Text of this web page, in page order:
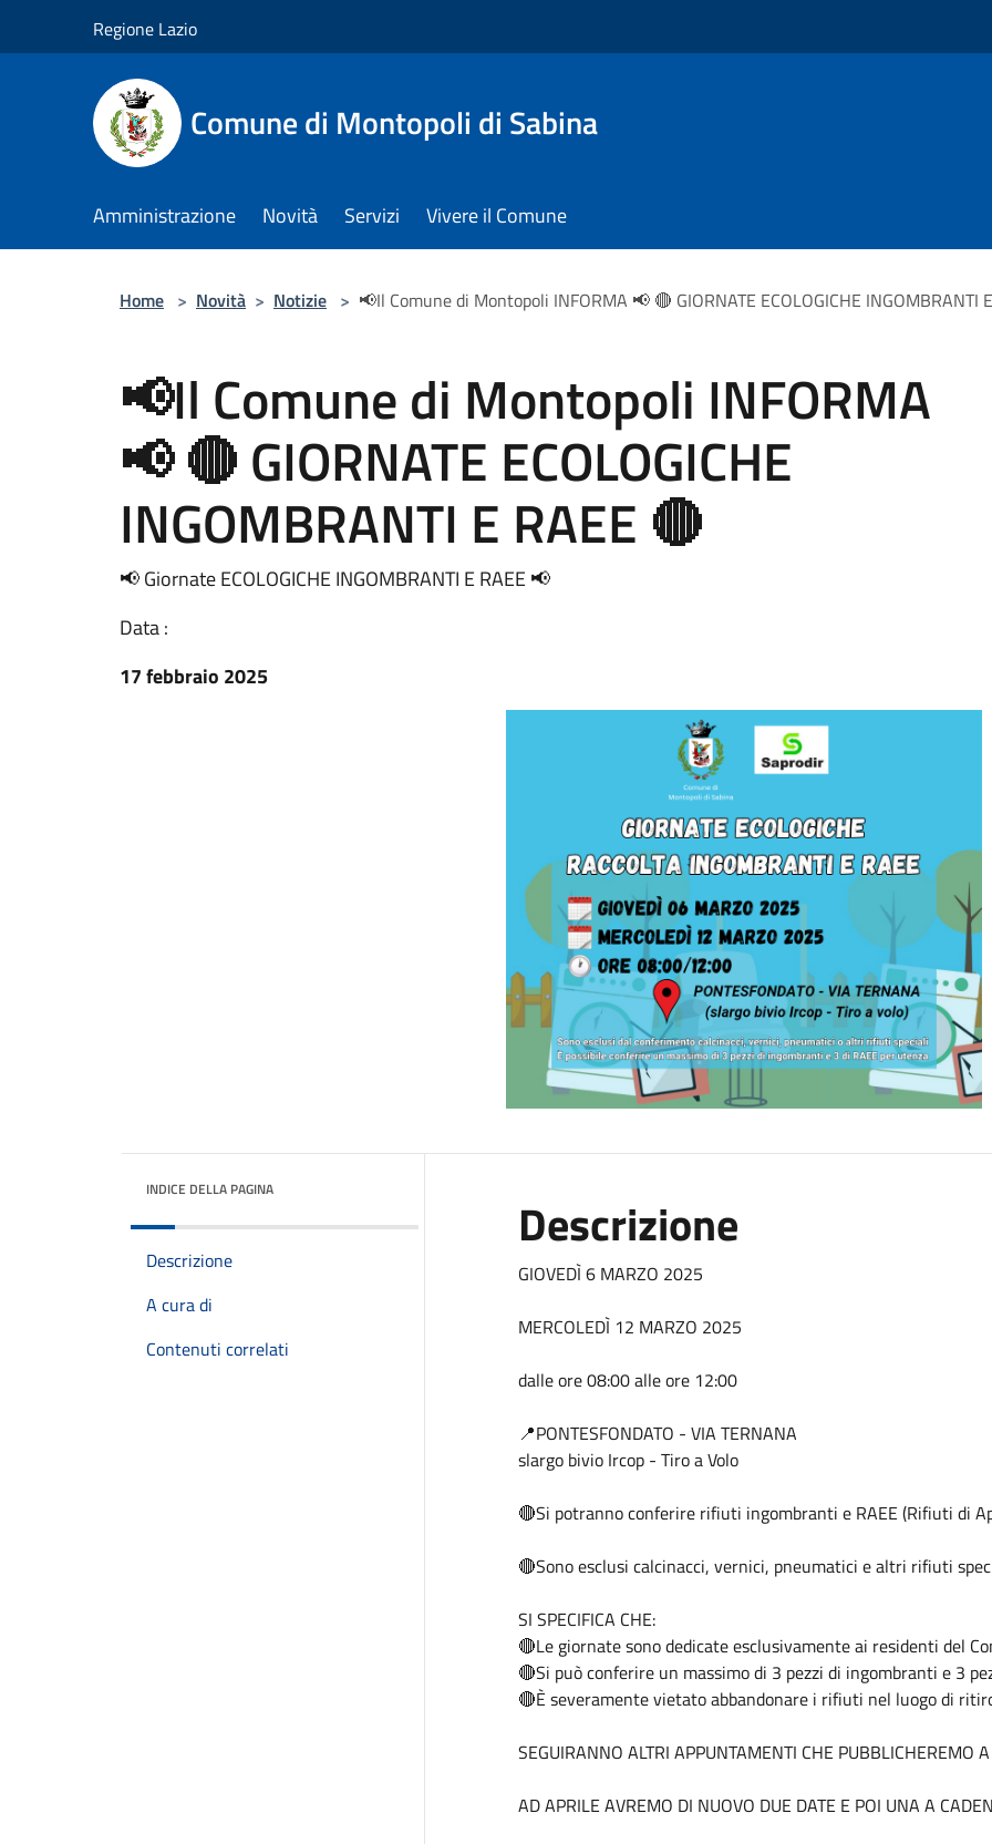
Regione Lazio
Comune di Montopoli di Sabina
Amministrazione Novità Servizi Vivere il Comune
Home > Novità > Notizie > 📢Il Comune di Montopoli INFORMA 📢 🔴 GIORNATE ECOLOGICHE INGOMBRANTI
📢Il Comune di Montopoli INFORMA
📢 🔴 GIORNATE ECOLOGICHE
INGOMBRANTI E RAEE 🔴
📢 Giornate ECOLOGICHE INGOMBRANTI E RAEE 📢
Data :
17 febbraio 2025
INDICE DELLA PAGINA
Descrizione
A cura di
Contenuti correlati
Descrizione
GIOVEDÌ 6 MARZO 2025
MERCOLEDÌ 12 MARZO 2025
dalle ore 08:00 alle ore 12:00
📍PONTESFONDATO - VIA TERNANA
slargo bivio Ircop - Tiro a Volo
🔴Si potranno conferire rifiuti ingombranti e RAEE (Rifiuti di
🔴Sono esclusi calcinacci, vernici, pneumatici e altri rifiuti
SI SPECIFICA CHE:
🔴Le giornate sono dedicate esclusivamente ai residenti del
🔴Si può conferire un massimo di 3 pezzi di ingombranti e 3
🔴È severamente vietato abbandonare i rifiuti nel luogo di
SEGUIRANNO ALTRI APPUNTAMENTI CHE PUBBLICHEREMO
AD APRILE AVREMO DI NUOVO DUE DATE E POI UNA A